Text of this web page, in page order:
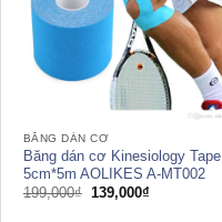
BĂNG DÁN CƠ
Băng dán cơ Kinesiology Tape
5cm*5m AOLIKES A-MT002
199,000₫ Giá
139,000₫Giá